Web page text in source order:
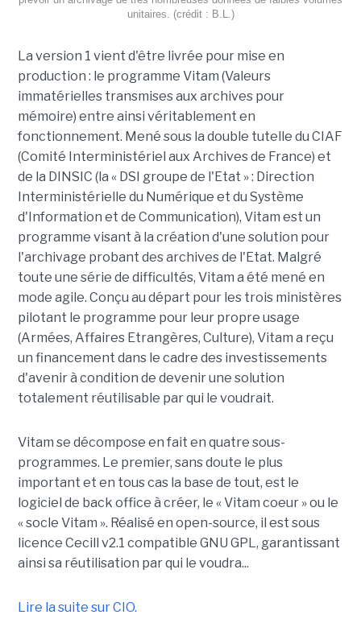
unitaires. (crédit : B.L.)
La version 1 vient d'être livrée pour mise en
production : le programme Vitam (Valeurs
immatérielles transmises aux archives pour
mémoire) entre ainsi véritablement en
fonctionnement. Mené sous la double tutelle du CIAF
(Comité Interministériel aux Archives de France) et
de la DINSIC (la « DSI groupe de l'Etat » : Direction
Interministérielle du Numérique et du Système
d'Information et de Communication), Vitam est un
programme visant à la création d'une solution pour
l'archivage probant des archives de l'Etat. Malgré
toute une série de difficultés, Vitam a été mené en
mode agile. Conçu au départ pour les trois ministères
pilotant le programme pour leur propre usage
(Armées, Affaires Etrangères, Culture), Vitam a reçu
un financement dans le cadre des investissements
d'avenir à condition de devenir une solution
totalement réutilisable par qui le voudrait.
Vitam se décompose en fait en quatre sous-
programmes. Le premier, sans doute le plus
important et en tous cas la base de tout, est le
logiciel de back office à créer, le « Vitam coeur » ou le
« socle Vitam ». Réalisé en open-source, il est sous
licence Cecill v2.1 compatible GNU GPL, garantissant
ainsi sa réutilisation par qui le voudra...
Lire la suite sur CIO.